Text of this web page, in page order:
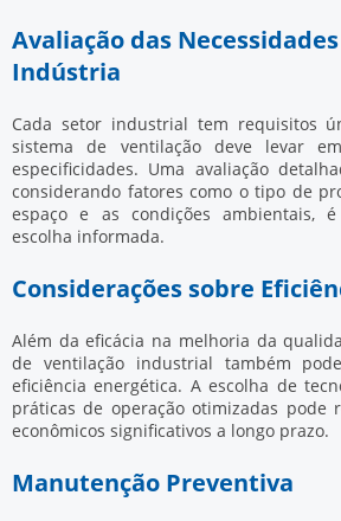
Avaliação das
Indústria
Cada setor industrial tem requisitos
sistema de ventilação deve levar
especificidades. Uma avaliação
considerando fatores como o tipo de
espaço e as condições ambientais,
escolha informada.
Considerações sobre
Além da eficácia na melhoria da
de ventilação industrial também
eficiência energética. A escolha de
práticas de operação otimizadas pode
econômicos significativos a longo prazo.
Manutenção Preventiva